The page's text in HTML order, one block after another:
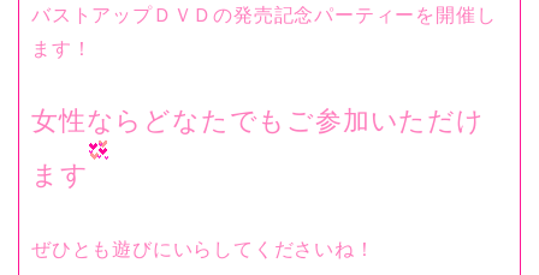
バストアップＤＶＤの発売記念パーティーを開催し
ます！
女性ならどなたでもご参加いただけ
ます
ぜひとも遊びにいらしてくださいね！